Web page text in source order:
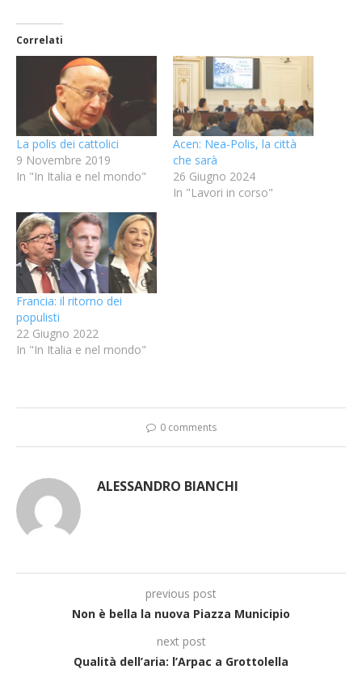
Correlati
La polis dei cattolici
9 Novembre 2019
In "In Italia e nel mondo"
Acen: Nea-Polis, la città
che sarà
26 Giugno 2024
In "Lavori in corso"
Francia: il ritorno dei
populisti
22 Giugno 2022
In "In Italia e nel mondo"
0 comments
ALESSANDRO BIANCHI
previous post
Non è bella la nuova Piazza Municipio
next post
Qualità dell’aria: l’Arpac a Grottolella